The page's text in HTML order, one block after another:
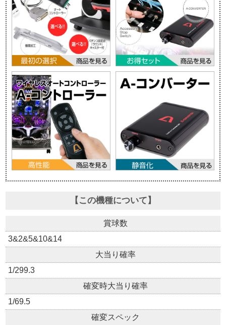
【この機種について】
賞球数
3&2&5&10&14
大当り確率
1/299.3
確変時大当り確率
1/69.5
確変スペック